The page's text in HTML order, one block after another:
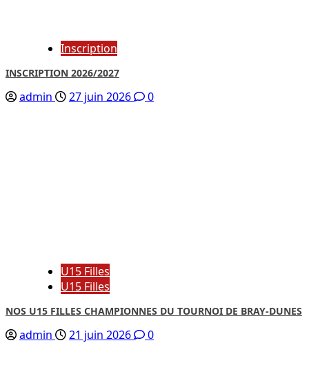
Inscription
INSCRIPTION 2026/2027
admin 27 juin 2026 0
U15 Filles
U15 Filles
NOS U15 FILLES CHAMPIONNES DU TOURNOI DE BRAY-DUNES
admin 21 juin 2026 0